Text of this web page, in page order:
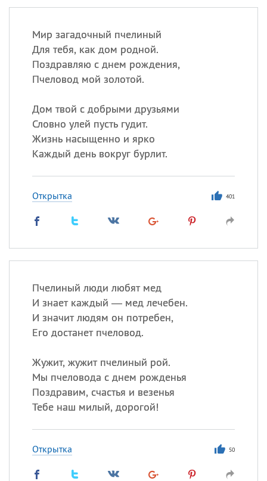
Мир загадочный пчелиный
Для тебя, как дом родной.
Поздравляю с днем рождения,
Пчеловод мой золотой.
Дом твой с добрыми друзьями
Словно улей пусть гудит.
Жизнь насыщенно и ярко
Каждый день вокруг бурлит.
Открытка 401
Пчелиный люди любят мед
И знает каждый — мед лечебен.
И значит людям он потребен,
Его достанет пчеловод.
Жужит, жужит пчелиный рой.
Мы пчеловода с днем рожденья
Поздравим, счастья и везенья
Тебе наш милый, дорогой!
Открытка 50